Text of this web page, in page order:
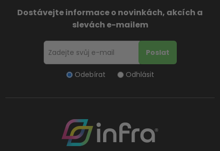
Dostávejte informace o novinkách, akcích a
slevách e-mailem
Odebírat Odhlásit